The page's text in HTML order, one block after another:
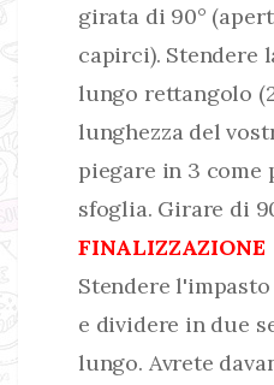
girata di 90°
capirci). Stendere
lungo rettangolo
lunghezza del
piegare in 3 come
sfoglia. Girare di
FINALIZZAZIONE
Stendere
e dividere in due
lungo. Avrete